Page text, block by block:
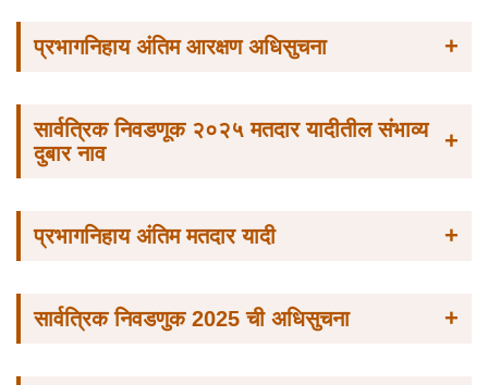
प्रभागनिहाय अंतिम आरक्षण अधिसुचना +
सार्वत्रिक निवडणूक २०२५ मतदार यादीतील संभाव्य
दुबार नाव
+
प्रभागनिहाय अंतिम मतदार यादी +
सार्वत्रिक निवडणुक 2025 ची अधिसुचना +